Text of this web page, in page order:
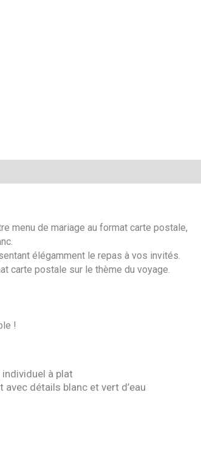
menu de mariage au format carte postale,
élégamment le repas à vos invités.
carte postale sur le thème du voyage.
!
à plat
détails blanc et vert d’eau